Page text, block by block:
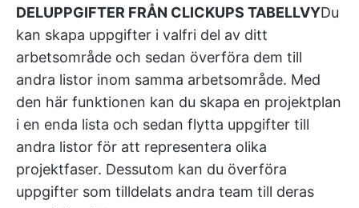
DELUPPGIFTER FRÅN CLICKUPS TABELLVYDu
kan skapa uppgifter i valfri del av ditt
arbetsområde och sedan överföra dem till
andra listor inom samma arbetsområde. Med
den här funktionen kan du skapa en projektplan
i en enda lista och sedan flytta uppgifter till
andra listor för att representera olika
projektfaser. Dessutom kan du överföra
uppgifter som tilldelats andra team till deras